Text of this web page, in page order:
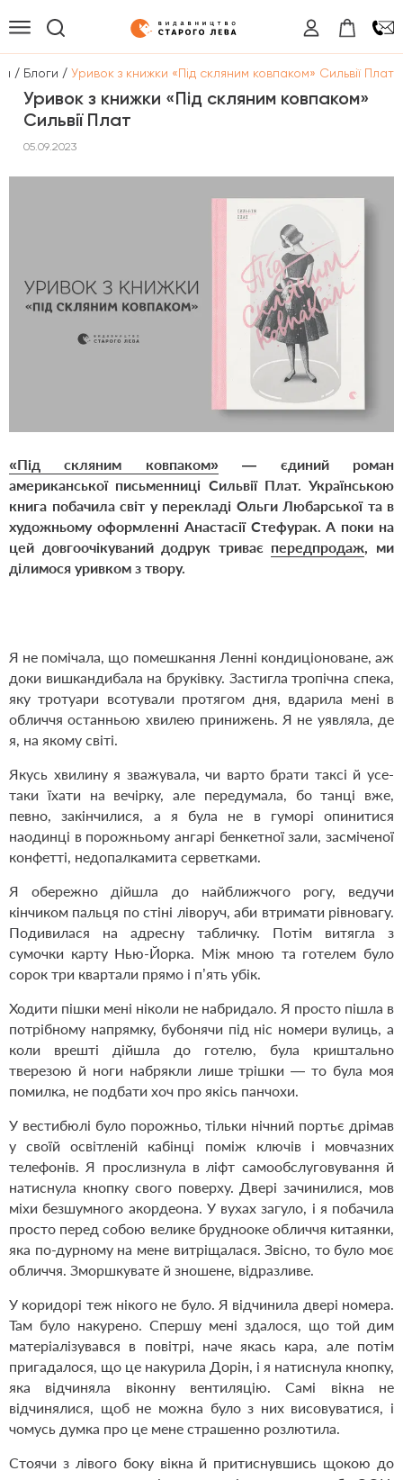
/ Блоги / Уривок з книжки «Під скляним ковпаком» Сильвії Плат
Уривок з книжки «Під скляним ковпаком»
Сильвії Плат
05.09.2023
«Під скляним ковпаком»— єдиний роман
американської письменниці Сильвії Плат. Українською
книга побачила світ у перекладі Ольги Любарської та в
художньому оформленні Анастасії Стефурак. А поки на
цей довгоочікуваний додрук триває передпродаж, ми
ділимося уривком з твору.
Я не помічала, що помешкання Ленні кондиціоноване, аж
доки вишкандибала на бруківку. Застигла тропічна спека,
яку тротуари всотували протягом дня, вдарила мені в
обличчя останньою хвилею принижень. Я не уявляла, де
я, на якому світі.
Якусь хвилину я зважувала, чи варто брати таксі й усе-
таки їхати на вечірку, але передумала, бо танці вже,
певно, закінчилися, а я була не в гуморі опинитися
наодинці в порожньому ангарі бенкетної зали, засміченої
конфетті, недопалкамита серветками.
Я обережно дійшла до найближчого рогу, ведучи
кінчиком пальця по стіні ліворуч, аби втримати рівновагу.
Подивилася на адресну табличку. Потім витягла з
сумочки карту Нью-Йорка. Між мною та готелем було
сорок три квартали прямо і п’ять убік.
Ходити пішки мені ніколи не набридало. Я просто пішла в
потрібному напрямку, бубонячи під ніс номери вулиць, а
коли врешті дійшла до готелю, була криштально
тверезою й ноги набрякли лише трішки — то була моя
помилка, не подбати хоч про якісь панчохи.
У вестибюлі було порожньо, тільки нічний портьє дрімав
у своїй освітленій кабінці поміж ключів і мовчазних
телефонів. Я прослизнула в ліфт самообслуговування й
натиснула кнопку свого поверху. Двері зачинилися, мов
міхи безшумного акордеона. У вухах загуло, і я побачила
просто перед собою велике бруднооке обличчя китаянки,
яка по-дурному на мене витріщалася. Звісно, то було моє
обличчя. Зморшкувате й зношене, відразливе.
У коридорі теж нікого не було. Я відчинила двері номера.
Там було накурено. Спершу мені здалося, що той дим
матеріалізувався в повітрі, наче якась кара, але потім
пригадалося, що це накурила Дорін, і я натиснула кнопку,
яка відчиняла віконну вентиляцію. Самі вікна не
відчинялися, щоб не можна було з них висовуватися, і
чомусь думка про це мене страшенно розлютила.
Стоячи з лівого боку вікна й притиснувшись щокою до